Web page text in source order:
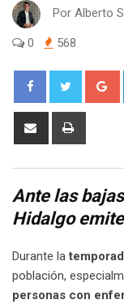
Por Alberto
0 568
Share
Ante las
Hidalgo
Durante la
población,
personas con